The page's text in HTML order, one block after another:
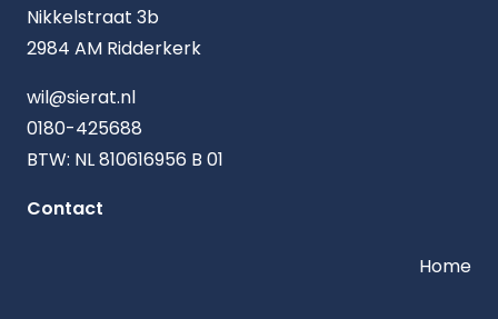
Nikkelstraat 3b
2984 AM Ridderkerk
wil@sierat.nl
0180-425688
BTW: NL 810616956 B 01
Contact
Home